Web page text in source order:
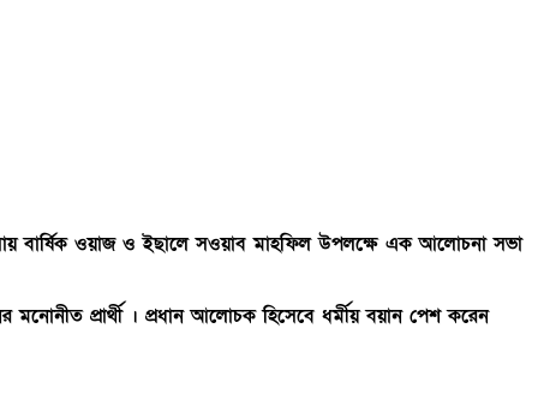
বার্ষিক ওয়াজ ও ইছালে সওয়াব মাহফিল উপলক্ষে এক আলোচনা সভা
মনোনীত প্রার্থী । প্রধান আলোচক হিসেবে ধর্মীয় বয়ান পেশ করেন